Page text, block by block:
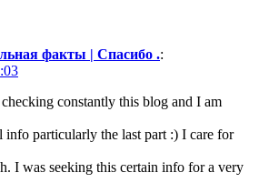
факты | Спасибо .:
constantly this blog and I am
info particularly the last part :) I care for
I was seeking this certain info for a very